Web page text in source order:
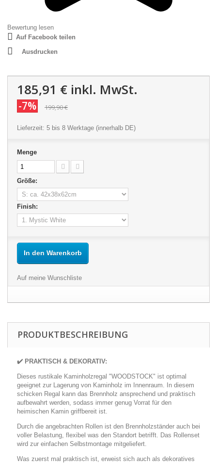
Bewertung lesen
Auf Facebook teilen
Ausdrucken
185,91 € inkl. MwSt.
-7% 199,90 €
Lieferzeit: 5 bis 8 Werktage (innerhalb DE)
Menge
Größe:
Finish:
In den Warenkorb
Auf meine Wunschliste
PRODUKTBESCHREIBUNG
✔️ PRAKTISCH & DEKORATIV:
Dieses rustikale Kaminholzregal "WOODSTOCK" ist optimal
geeignet zur Lagerung von Kaminholz im Innenraum. In diesem
schicken Regal kann das Brennholz ansprechend und praktisch
aufbewahrt werden, sodass immer genug Vorrat für den
heimischen Kamin griffbereit ist.
Durch die angebrachten Rollen ist den Brennholzständer auch bei
voller Belastung, flexibel was den Standort betrifft. Das Rollenset
wird zur einfachen Selbstmontage mitgeliefert.
Was zuerst mal praktisch ist, erweist sich auch als dekoratives